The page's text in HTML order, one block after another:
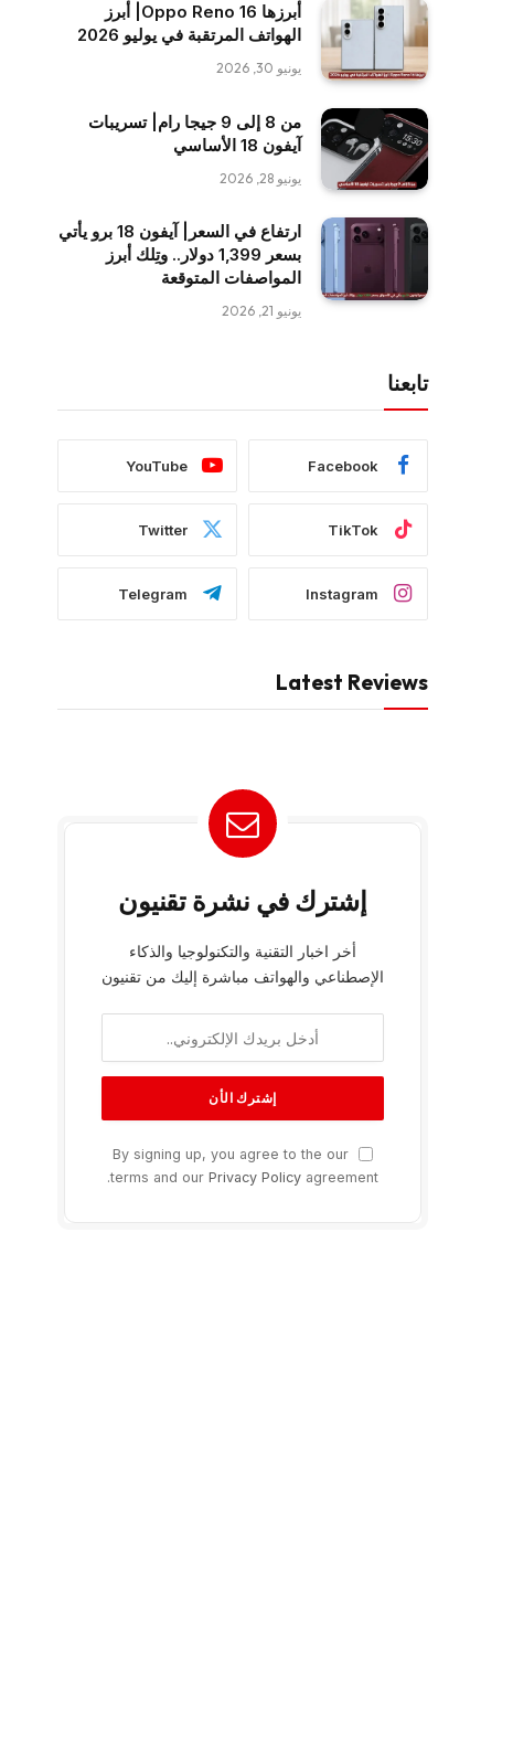
أبرزها Oppo Reno 16| أبرز
الهواتف المرتقبة في يوليو 2026
يونيو 30, 2026
من 8 إلى 9 جيجا رام| تسريبات
آيفون 18 الأساسي
يونيو 28, 2026
ارتفاع في السعر| آيفون 18 برو يأتي
بسعر 1,399 دولار.. وتِلك أبرز
المواصفات المتوقعة
يونيو 21, 2026
تابعنا
Facebook
YouTube
TikTok
Twitter
Instagram
Telegram
Latest Reviews
إشترك في نشرة تقنيون
أخر اخبار التقنية والتكنولوجيا والذكاء
الإصطناعي والهواتف مباشرة إليك من تقنيون
By signing up, you agree to the our
terms and our Privacy Policy agreement.